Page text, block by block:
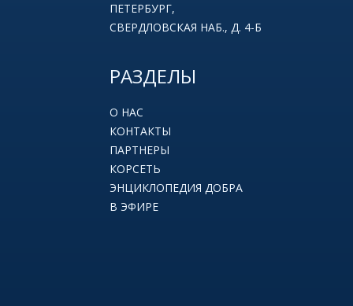
ПЕТЕРБУРГ,
СВЕРДЛОВСКАЯ НАБ., Д. 4-Б
РАЗДЕЛЫ
О НАС
КОНТАКТЫ
ПАРТНЕРЫ
КОРСЕТЬ
ЭНЦИКЛОПЕДИЯ ДОБРА
В ЭФИРЕ